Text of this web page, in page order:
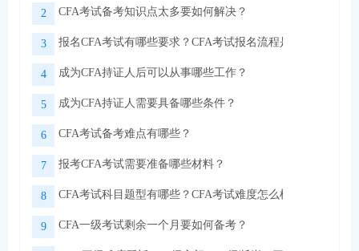
2 CFA考试备考知识点太多要如何解决？
3 报名CFA考试有哪些要求？CFA考试报名流程是怎样的？
4 成为CFA持证人后可以从事哪些工作？
5 成为CFA持证人需要具备哪些条件？
6 CFA考试备考难点有哪些？
7 报考CFA考试需要准备哪些材料？
8 CFA考试科目题型有哪些？CFA考试难度怎么样？
9 CFA一级考试剩余一个月要如何备考？